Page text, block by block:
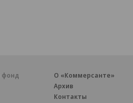
фонд
О «Коммерсанте»
Архив
Контакты